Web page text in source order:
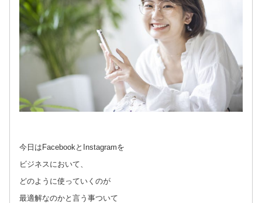
今日はFacebookとInstagramを
ビジネスにおいて、
どのように使っていくのが
最適解なのかと言う事ついて